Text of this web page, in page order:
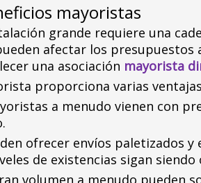
mayoristas
grande requiere una
afectar los presupuestos
una asociación mayorista
proporciona varias
a menudo vienen con
ofrecer envíos paletizados
de existencias sigan
volumen a menudo pueden